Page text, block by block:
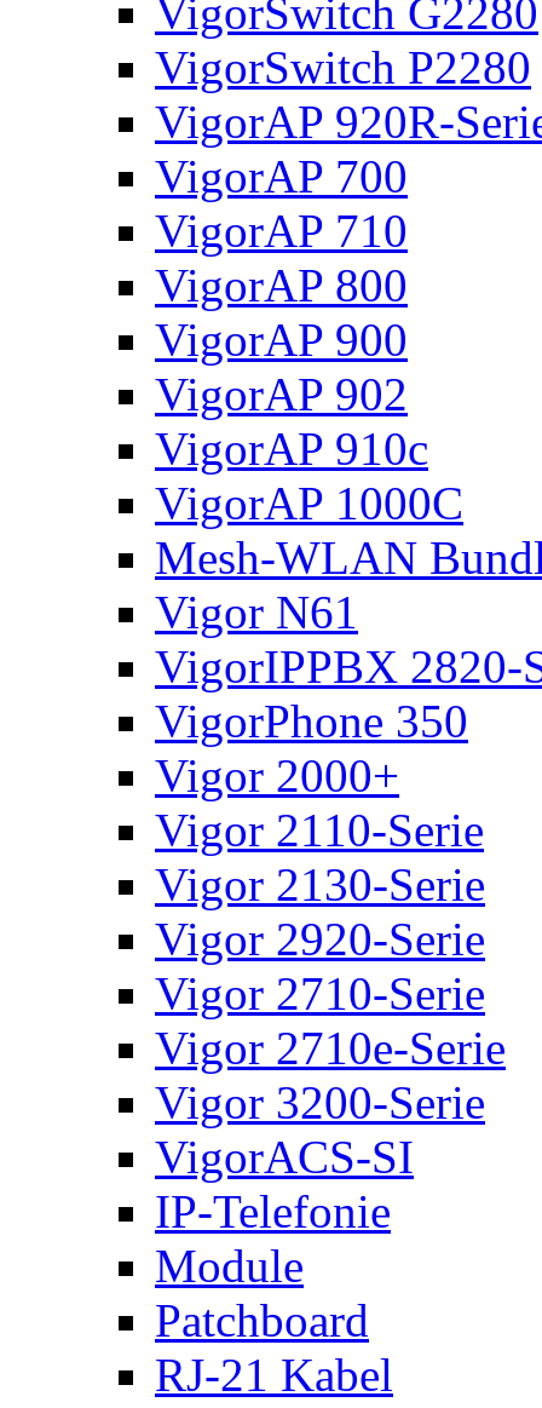
VigorSwitch G2280
VigorSwitch P2280
VigorAP 920R-
VigorAP 700
VigorAP 710
VigorAP 800
VigorAP 900
VigorAP 902
VigorAP 910c
VigorAP 1000C
Mesh-WLAN
Vigor N61
VigorIPPBX 2820-
VigorPhone 350
Vigor 2000+
Vigor 2110-Serie
Vigor 2130-Serie
Vigor 2920-Serie
Vigor 2710-Serie
Vigor 2710e-Serie
Vigor 3200-Serie
VigorACS-SI
IP-Telefonie
Module
Patchboard
RJ-21 Kabel